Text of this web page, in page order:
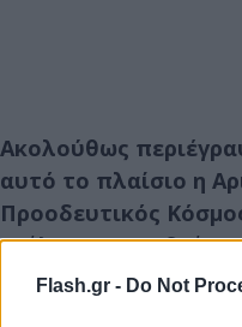
Flash.gr - Do Not
Ακολούθως
αυτό το πλαίσιο η
Προοδευτικός
ανάλυση και τη δράση
εποχής. Να αλλάξουν,